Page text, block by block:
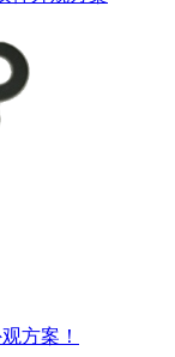
方案！